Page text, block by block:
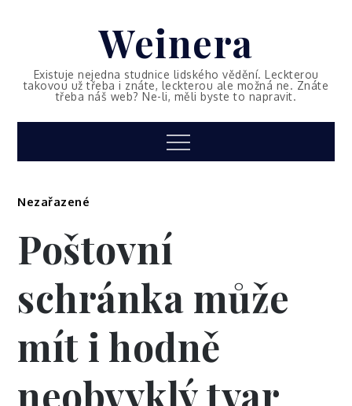
Weinera
Existuje nejedna studnice lidského vědění. Leckterou
takovou už třeba i znáte, leckterou ale možná ne. Znáte
třeba náš web? Ne-li, měli byste to napravit.
Menu
Nezařazené
Poštovní
schránka může
mít i hodně
neobvyklý tvar